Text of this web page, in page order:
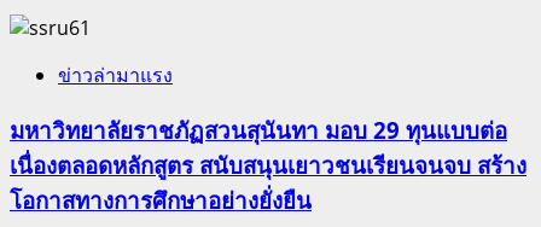
ข่าวล่ามาแรง
มหาวิทยาลัยราชภัฏสวนสุนันทา มอบ 29 ทุนแบบต่อ
เนื่องตลอดหลักสูตร สนับสนุนเยาวชนเรียนจนจบ สร้าง
โอกาสทางการศึกษาอย่างยั่งยืน